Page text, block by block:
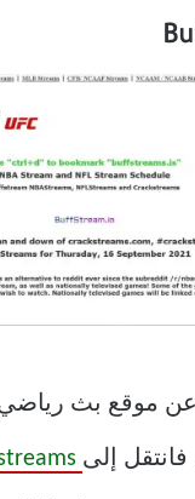
موقع بث
إلى